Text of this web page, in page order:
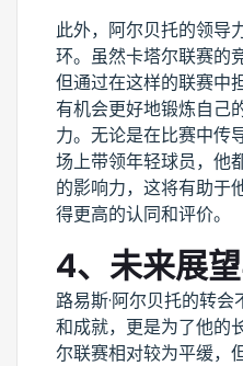
此外，阿尔贝托的领导
环。虽然卡塔尔联赛的
但通过在这样的联赛中
有机会更好地锻炼自己
力。无论是在比赛中传
场上带领年轻球员，他
的影响力，这将有助于
得更高的认同和评价。
4、未来展
路易斯·阿尔贝托的转
和成就，更是为了他的
尔联赛相对较为平缓，